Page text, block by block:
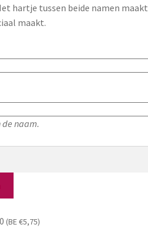
hartje tussen beide namen maakt
maakt.
naam.
(BE €5,75)